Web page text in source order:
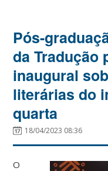
Pós-
da Tradução
inaugural
literárias do
quarta
18/04/2023 08:36
O